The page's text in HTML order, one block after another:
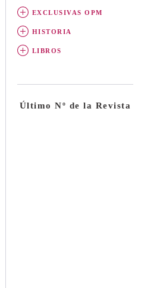
EXCLUSIVAS OPM
HISTORIA
LIBROS
Último Nº de la Revista